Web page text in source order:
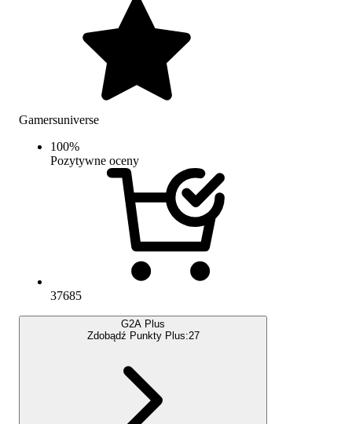
Gamersuniverse
100%
Pozytywne oceny
37685
G2A Plus
Zdobądź Punkty Plus:27